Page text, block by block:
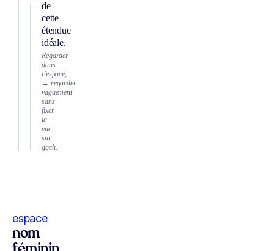
de
cette
étendue
idéale.
Regarder
dans
l’espace,
→ regarder
vaguement
sans
fixer
la
vue
sur
qqch.
espace
nom